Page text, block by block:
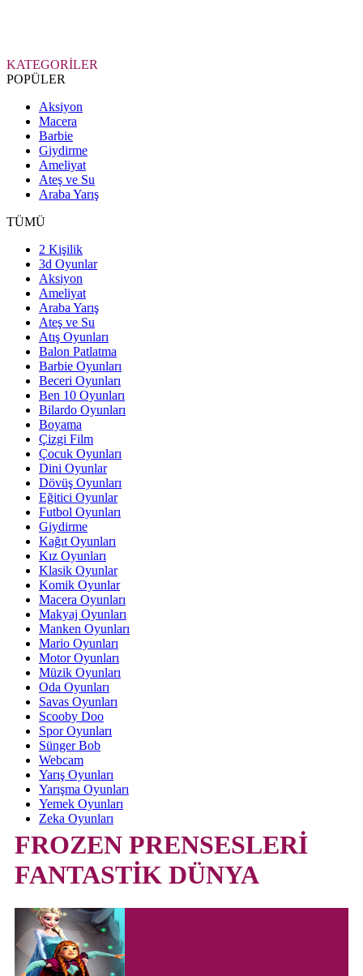
KATEGORİLER
POPÜLER
Aksiyon
Macera
Barbie
Giydirme
Ameliyat
Ateş ve Su
Araba Yarış
TÜMÜ
2 Kişilik
3d Oyunlar
Aksiyon
Ameliyat
Araba Yarış
Ateş ve Su
Atış Oyunları
Balon Patlatma
Barbie Oyunları
Beceri Oyunları
Ben 10 Oyunları
Bilardo Oyunları
Boyama
Çizgi Film
Çocuk Oyunları
Dini Oyunlar
Dövüş Oyunları
Eğitici Oyunlar
Futbol Oyunları
Giydirme
Kağıt Oyunları
Kız Oyunları
Klasik Oyunlar
Komik Oyunlar
Macera Oyunları
Makyaj Oyunları
Manken Oyunları
Mario Oyunları
Motor Oyunları
Müzik Oyunları
Oda Oyunları
Savas Oyunları
Scooby Doo
Spor Oyunları
Sünger Bob
Webcam
Yarış Oyunları
Yarışma Oyunları
Yemek Oyunları
Zeka Oyunları
FROZEN PRENSESLERİ
FANTASTİK DÜNYA